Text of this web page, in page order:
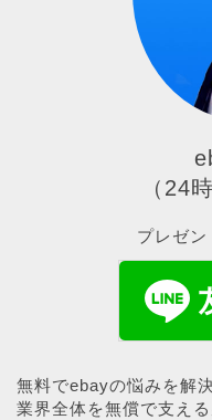
（24
プレゼ
無料でebayの悩みを解
業界全体を無償で支える